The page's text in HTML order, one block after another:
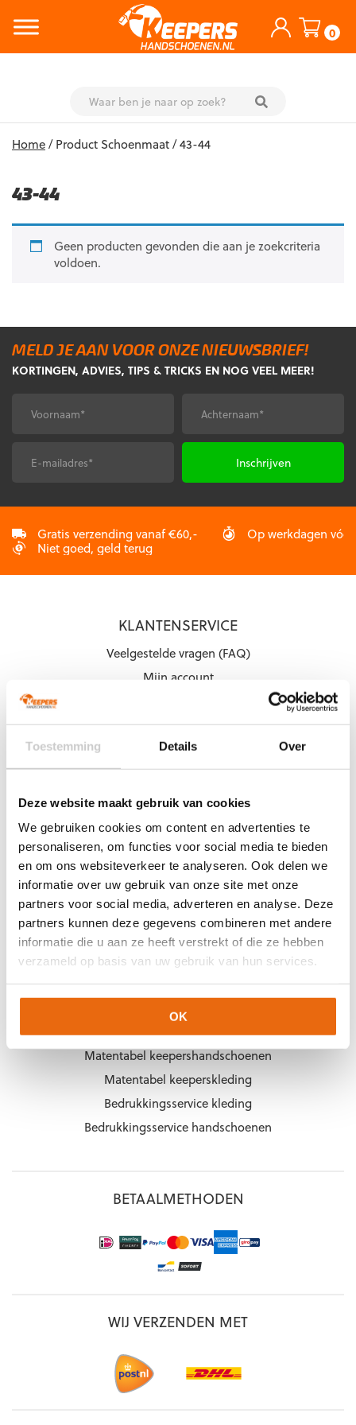
Toestemming Details Over
Deze website maakt gebruik van cookies
We gebruiken cookies om content en advertenties te
personaliseren, om functies voor social media te bieden
en om ons websiteverkeer te analyseren. Ook delen we
informatie over uw gebruik van onze site met onze
partners voor social media, adverteren en analyse. Deze
partners kunnen deze gegevens combineren met andere
informatie die u aan ze heeft verstrekt of die ze hebben
verzameld op basis van uw gebruik van hun services.
OK
0
Home/ Product Schoenmaat / 43-44
43-44
Geen producten gevonden die aan je zoekcriteria
voldoen.
MELD JE AAN VOOR ONZE NIEUWSBRIEF!
KORTINGEN, ADVIES, TIPS & TRICKS EN NOG VEEL MEER!
Voornaam* Achternaam*
Gratis verzending vanaf €60,-
Op werkdagen
Niet goed, geld terug
KLANTENSERVICE
Veelgestelde vragen (FAQ)
Mijn account
Betaling & Levering
Ruilen & Retourneren
Garantie
KEEPERSHANDSCHOENEN.NL
Over ons
Over Arjan Heerland
Vacatures
Blogs
Contact
PRODUCTINFORMATIE
Handschoenenkeuze
Matentabel keepershandschoenen
Matentabel keeperskleding
Bedrukkingsservice kleding
Bedrukkingsservice handschoenen
BETAALMETHODEN
WIJ VERZENDEN MET